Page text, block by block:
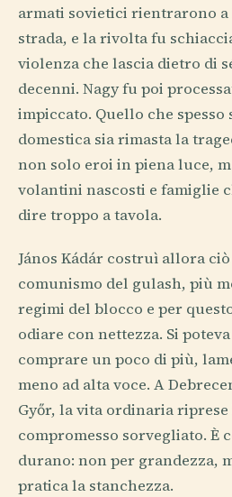
armati sovietici rientrarono a
strada, e la rivolta fu
violenza che lascia dietro di
decenni. Nagy fu poi
impiccato. Quello che
domestica sia rimasta la
non solo eroi in piena luce,
volantini nascosti e famiglie
dire troppo a tavola.
János Kádár costruì allora
comunismo del gulash, più
regimi del blocco e per
odiare con nettezza. Si
comprare un poco di più,
meno ad alta voce. A
Győr, la vita ordinaria
compromesso sorvegliato. È
durano: non per grandezza,
pratica la stanchezza.